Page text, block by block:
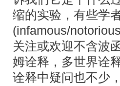
缩的实验，有些学
(infamous/
关注或欢迎不含波
姆诠释，多世界诠
诠释中疑问也不少